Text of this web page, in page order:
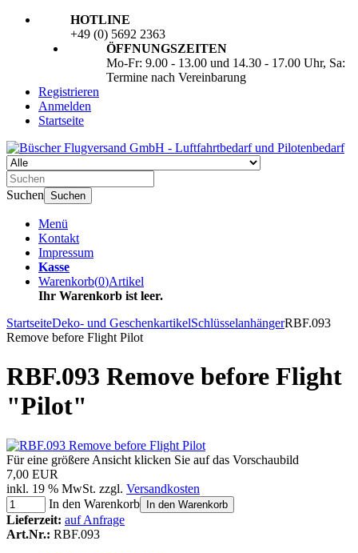
HOTLINE
+49 (0) 5692 2363
ÖFFNUNGSZEITEN
Mo-Fr: 9.00 - 13.00 und 14.30 - 17.00 Uhr, Sa:
Termine nach Vereinbarung
Registrieren
Anmelden
Startseite
Suchen Suchen
Menü
Kontakt
Impressum
Kasse
Warenkorb(0)Artikel
Ihr Warenkorb ist leer.
StartseiteDeko- und GeschenkartikelSchlüsselanhängerRBF.093
Remove before Flight Pilot
RBF.093 Remove before Flight
"Pilot"
Für eine größere Ansicht klicken Sie auf das Vorschaubild
7,00 EUR
inkl. 19 % MwSt. zzgl. Versandkosten
In den Warenkorb
In den Warenkorb
Lieferzeit: auf Anfrage
Art.Nr.: RBF.093